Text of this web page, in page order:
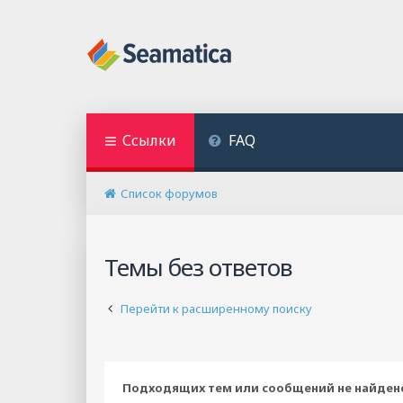
Ссылки FAQ
Список форумов
Темы без ответов
Перейти к расширенному поиску
Подходящих тем или сообщений не